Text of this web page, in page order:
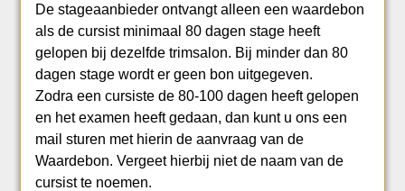
De stageaanbieder ontvangt alleen een waardebon
als de cursist minimaal 80 dagen stage heeft
gelopen bij dezelfde trimsalon. Bij minder dan 80
dagen stage wordt er geen bon uitgegeven.
Zodra een cursiste de 80-100 dagen heeft gelopen
en het examen heeft gedaan, dan kunt u ons een
mail sturen met hierin de aanvraag van de
Waardebon. Vergeet hierbij niet de naam van de
cursist te noemen.